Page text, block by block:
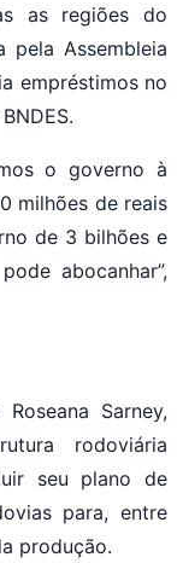
as regiões do
pela Assembleia
empréstimos no
o governo à
milhões de reais
de 3 bilhões e
abocanhar”,
Sarney,
rodoviária
seu plano de
para, entre
produção.